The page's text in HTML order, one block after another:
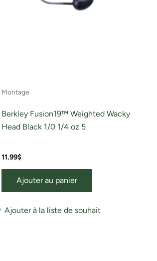
Montage
Berkley Fusion19™ Weighted Wacky
Head Black 1/0 1/4 oz 5
11.99$
Ajouter au panier
Ajouter à la liste de souhait